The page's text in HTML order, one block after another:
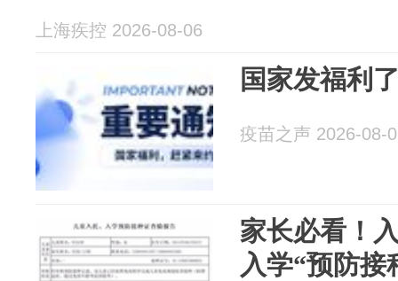
上海疾控 2026-08-06
国家发福利
疫苗之声 2026-08-
家长必看！
入学“预防接